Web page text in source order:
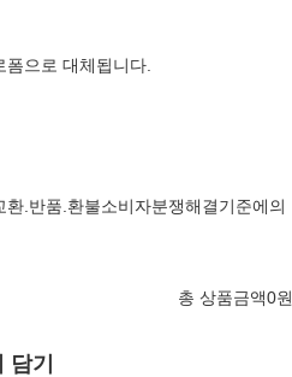
으로 대체됩니다.
.반품.환불소비자분쟁해결기준에의
총 상품금액0원
담기